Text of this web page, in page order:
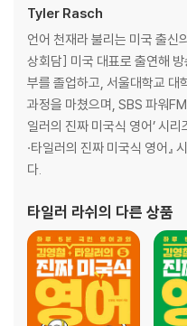
분리수거만 잘하면 충분할까
책임에도 정도가 있을까
미세먼지라는 나쁜 표현
탄소 배출 어떻게 줄일 수 있을까
거꾸로 가는 미국 정부
Green is the New Red
3장 어떻게 파산을 면할 것인가
우리가 가진 수단을 이용해야 한다
온실가스의 주범이 소라고?
채식은 불편하지 않아야 한다
시스템을 고리로 연결하는 일
판다를 지켜야 하는 이유
나는 환경을 고려한 기업을 선택
Tyler Rasch
언어 천재라 불리는 미국 출
상회담] 미국 대표로 출연해
부를 졸업하고, 서울대학교 대
과정을 마쳤으며, SBS 파워
일러의 진짜 미국식 영어’ 시
·타일러의 진짜 미국식 영어』
다.
타일러 라쉬 의 다른 상품